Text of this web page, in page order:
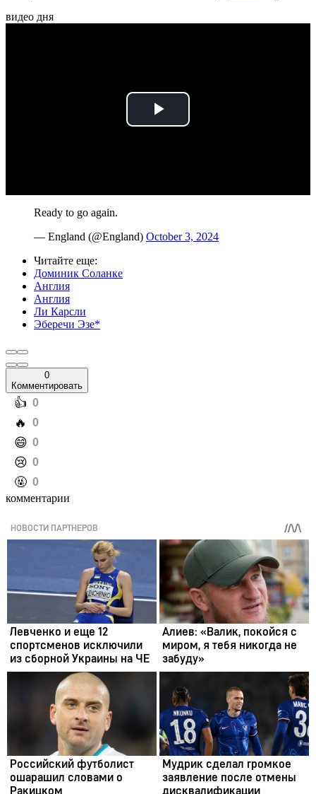
видео дня
Play
Ready to go again.
— England (@England) October 3, 2024
Читайте еще:
Доминик Соланке
Англия
Англия
Ли Карсли
Эберечи Эзе*
0
Комментировать
️👍 0
️🔥 0
️😄 0
️😢 0
️🤬 0
комментарии